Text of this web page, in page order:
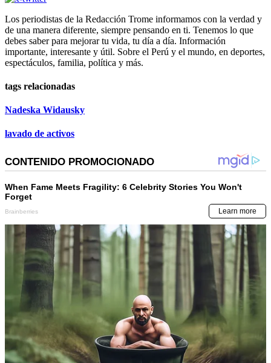
Los periodistas de la Redacción Trome informamos con la verdad y
de una manera diferente, siempre pensando en ti. Tenemos lo que
debes saber para mejorar tu vida, tu día a día. Información
importante, interesante y útil. Sobre el Perú y el mundo, en deportes,
espectáculos, familia, política y más.
tags relacionadas
Nadeska Widausky
lavado de activos